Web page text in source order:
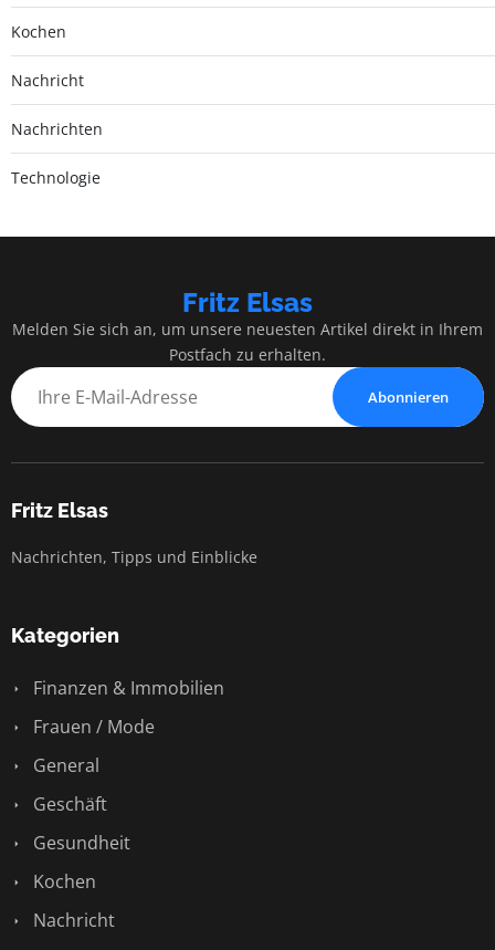
Kochen
Nachricht
Nachrichten
Technologie
Fritz Elsas
Melden Sie sich an, um unsere neuesten Artikel direkt in Ihrem
Postfach zu erhalten.
Abonnieren
Fritz Elsas
Nachrichten, Tipps und Einblicke
Kategorien
Finanzen & Immobilien
Frauen / Mode
General
Geschäft
Gesundheit
Kochen
Nachricht